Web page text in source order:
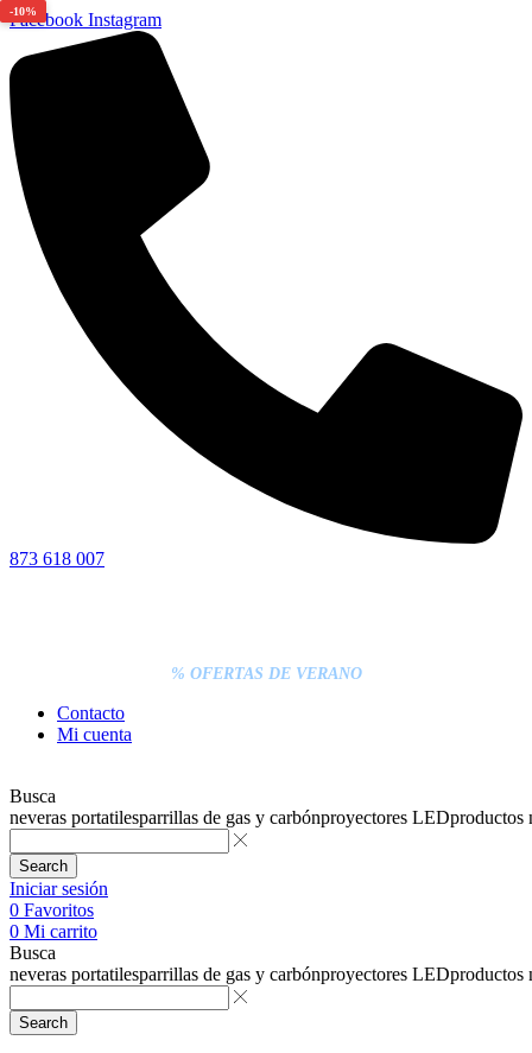
Facebook Instagram
873 618 007
% OFERTAS DE VERANO
Contacto
Mi cuenta
Busca
neveras portatilesparrillas de gas y carbónproyectores LEDproductos
Search
Iniciar sesión
0 Favoritos
0 Mi carrito
Busca
neveras portatilesparrillas de gas y carbónproyectores LEDproductos
Search
-10%